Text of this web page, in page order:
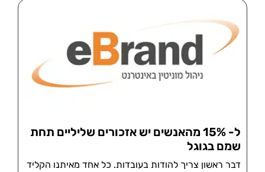
ל- 15% מהאנשים יש אזכורים שליליים תחת
שמם בגוגל
דבר ראשון צריך להודות בעובדות. כל אחד מאיתנו הקליד